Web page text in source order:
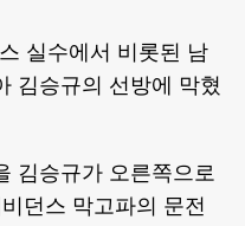
실수에서 비롯된 남
김승규의 선방에 막혔
김승규가 오른쪽으로
던스 막고파의 문전